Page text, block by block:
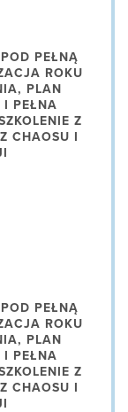
PEŁNĄ
ROKU
PLAN
I PEŁNA
Z
CHAOSU I
PEŁNĄ
ROKU
PLAN
I PEŁNA
Z
CHAOSU I